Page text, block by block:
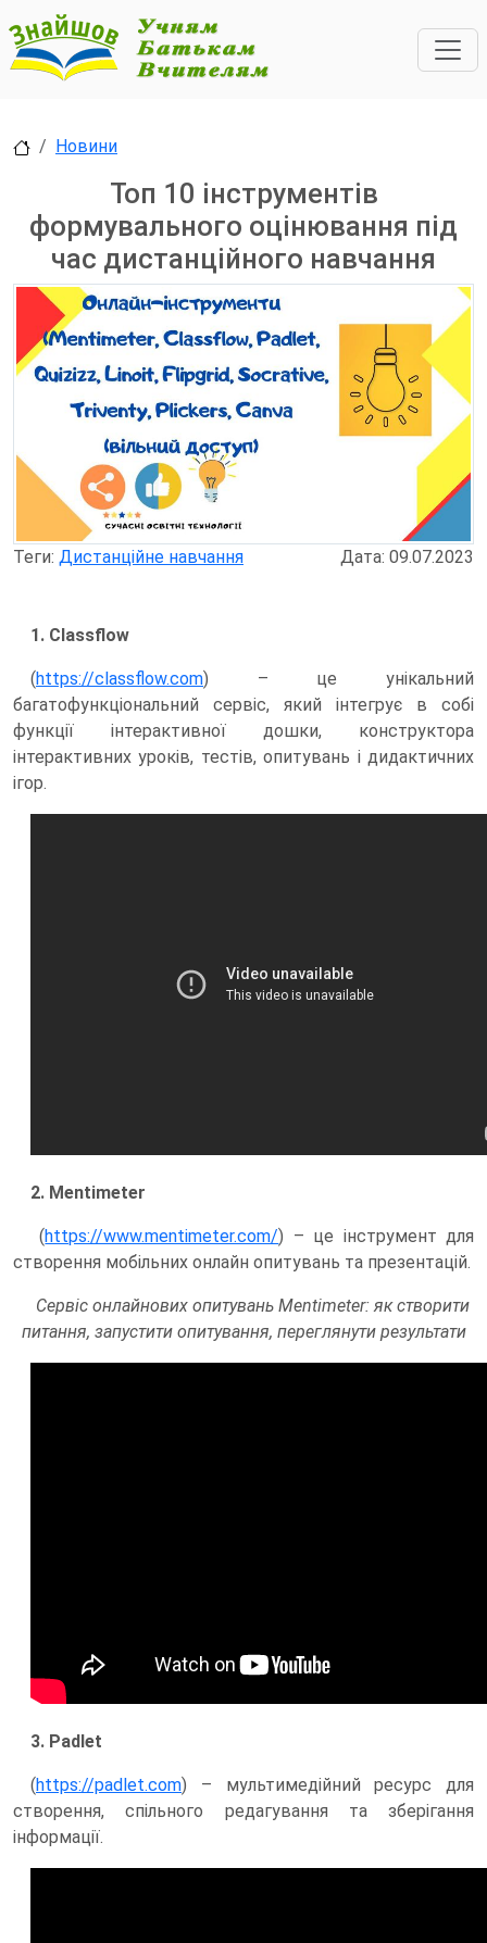
Новини
Топ 10 інструментів
формувального оцінювання під
час дистанційного навчання
Теги: Дистанційне навчання Дата: 09.07.2023
1. Classflow
(https://classflow.com) – це унікальний
багатофункціональний сервіс, який інтегрує в собі
функції інтерактивної дошки, конструктора
інтерактивних уроків, тестів, опитувань і дидактичних
ігор.
2. Mentimeter
(https://www.mentimeter.com/) – це інструмент для
створення мобільних онлайн опитувань та презентацій.
Сервіс онлайнових опитувань Mentimeter: як створити
питання, запустити опитування, переглянути результати
3. Padlet
(https://padlet.com) – мультимедійний ресурс для
створення, спільного редагування та зберігання
інформації.